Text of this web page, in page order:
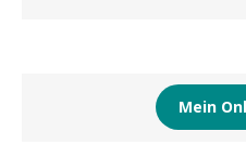
Mein